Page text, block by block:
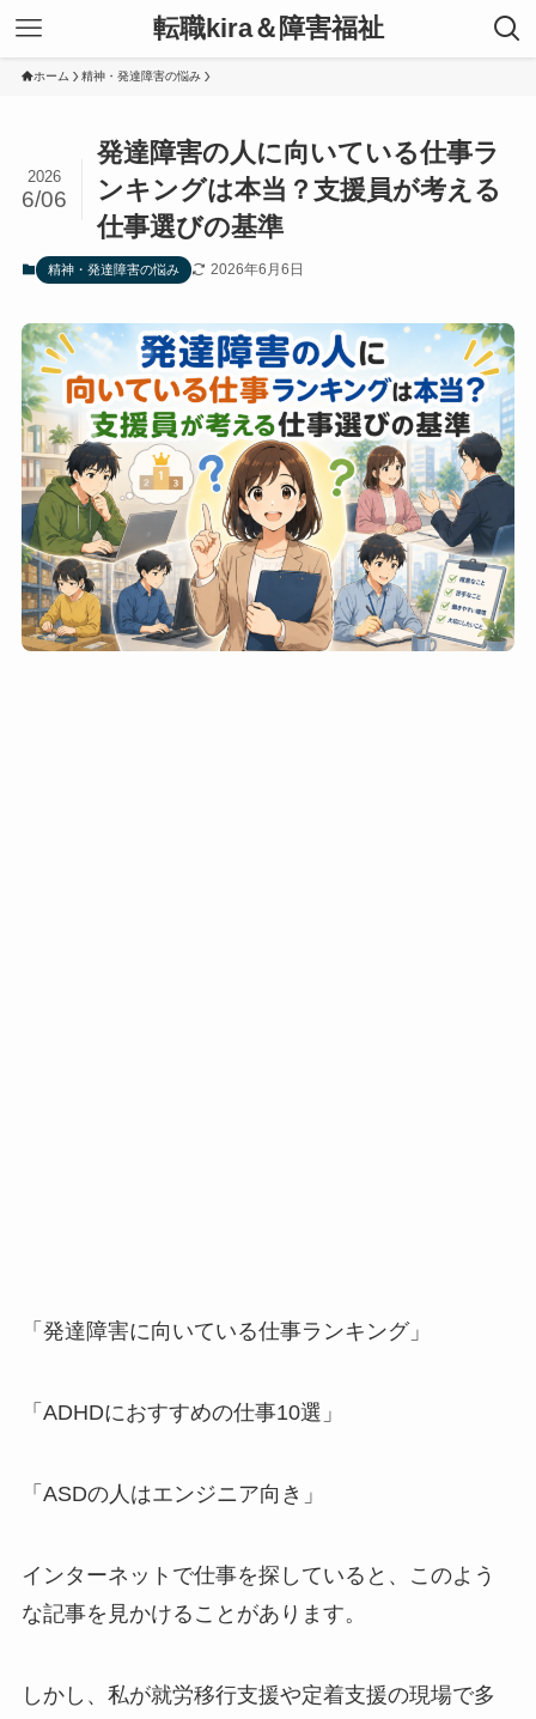
転職kira＆障害福祉
ホーム 精神・発達障害の悩み
発達障害の人に向いている仕事ラ
ンキングは本当？支援員が考える
仕事選びの基準
2026
6/06
精神・発達障害の悩み 2026年6月6日
「発達障害に向いている仕事ランキング」
「ADHDにおすすめの仕事10選」
「ASDの人はエンジニア向き」
インターネットで仕事を探していると、このよう
な記事を見かけることがあります。
しかし、私が就労移行支援や定着支援の現場で多